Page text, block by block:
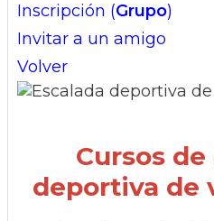
Inscripción (Grupo)
Invitar a un amigo
Volver
Cursos
deportiva de